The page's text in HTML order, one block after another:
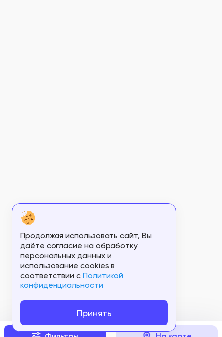
Продолжая использовать сайт, Вы
даёте согласие на обработку
персональных данных и
использование cookies в
соответствии c Политикой
конфиденциальности
Принять